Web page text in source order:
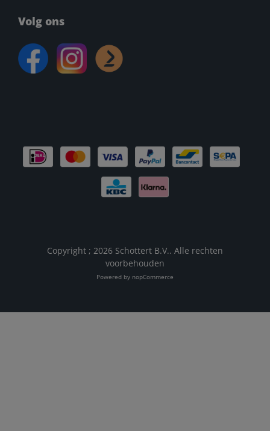
Volg ons
Copyright ; 2026 Schottert B.V.. Alle rechten
voorbehouden
Powered by nopCommerce